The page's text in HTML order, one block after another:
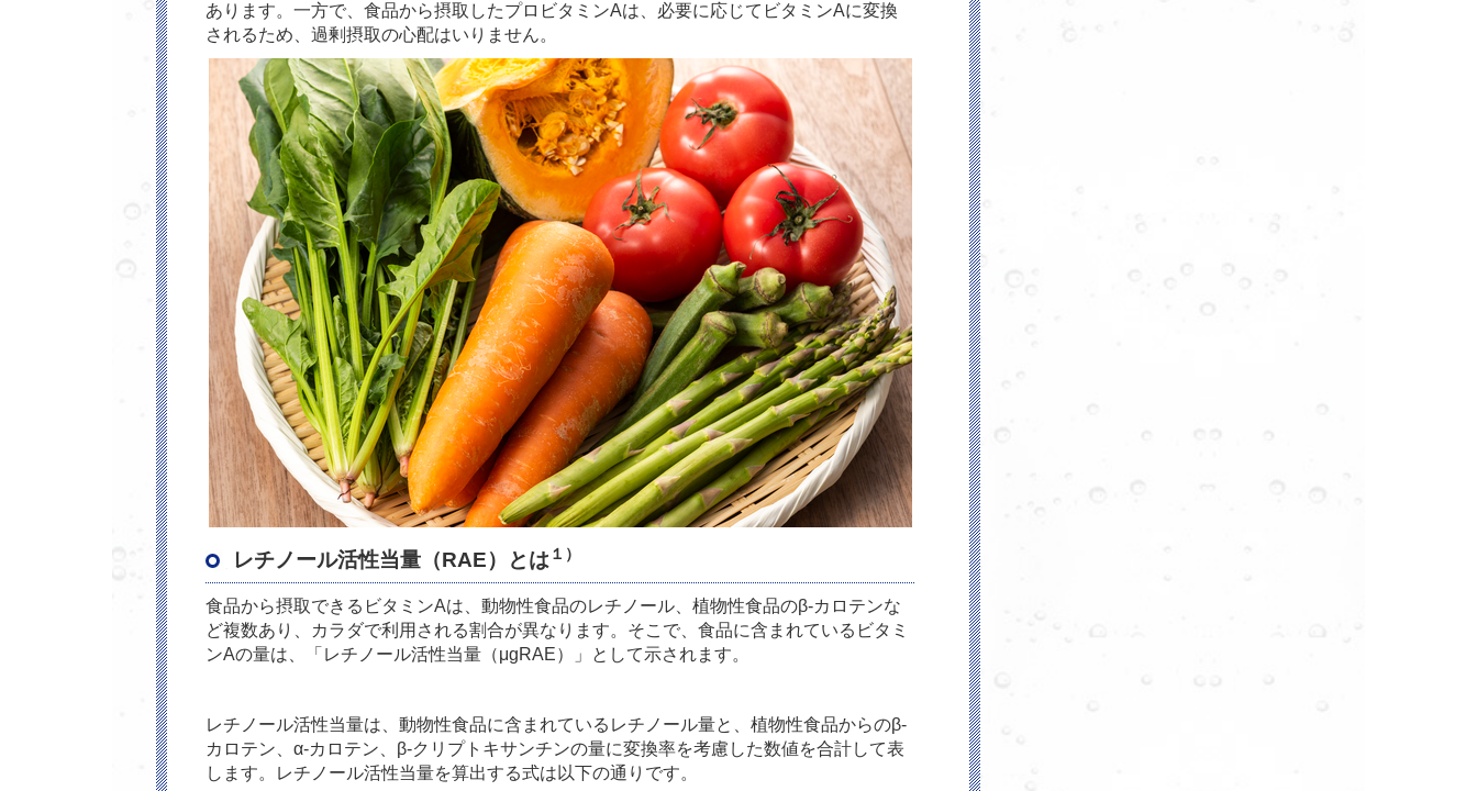
あります。一方で、食品から摂取したプロビタミンAは、必要に応じてビタミンAに変換
されるため、過剰摂取の心配はいりません。
レチノール活性当量（RAE）とは １）
食品から摂取できるビタミンAは、動物性食品のレチノール、植物性食品のβ-カロテンな
ど複数あり、カラダで利用される割合が異なります。そこで、食品に含まれているビタミ
ンAの量は、「レチノール活性当量（μgRAE）」として示されます。
レチノール活性当量は、動物性食品に含まれているレチノール量と、植物性食品からのβ-
カロテン、α-カロテン、β-クリプトキサンチンの量に変換率を考慮した数値を合計して表
します。レチノール活性当量を算出する式は以下の通りです。